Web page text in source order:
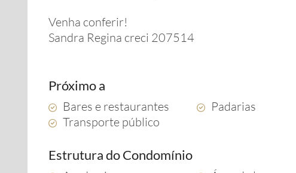
Venha conferir!
Sandra Regina creci 207514
Próximo a
Bares e restaurantes Padarias
Transporte público
Estrutura do Condomínio